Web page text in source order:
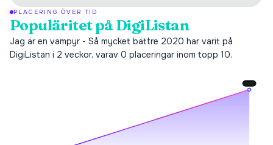
PLACERING ÖVER TID
Populäritet på DigiListan
Jag är en vampyr - Så mycket bättre 2020 har varit på
DigiListan i 2 veckor, varav 0 placeringar inom topp 10.
# 65